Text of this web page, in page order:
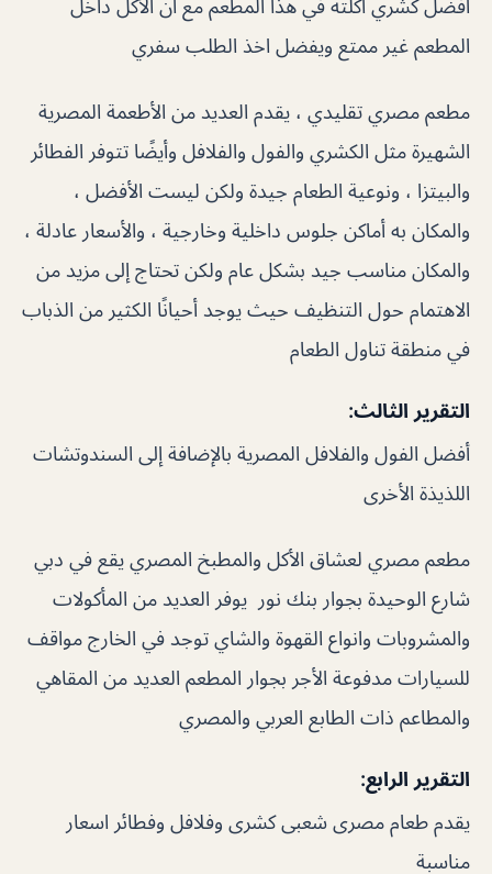
أفضل كشري اكلته في هذا المطعم مع ان الأكل داخل
المطعم غير ممتع ويفضل اخذ الطلب سفري
مطعم مصري تقليدي ، يقدم العديد من الأطعمة المصرية
الشهيرة مثل الكشري والفول والفلافل وأيضًا تتوفر الفطائر
والبيتزا ، ونوعية الطعام جيدة ولكن ليست الأفضل ،
والمكان به أماكن جلوس داخلية وخارجية ، والأسعار عادلة ،
والمكان مناسب جيد بشكل عام ولكن تحتاج إلى مزيد من
الاهتمام حول التنظيف حيث يوجد أحيانًا الكثير من الذباب
في منطقة تناول الطعام
التقرير الثالث:
أفضل الفول والفلافل المصرية بالإضافة إلى السندوتشات
اللذيذة الأخرى
مطعم مصري لعشاق الأكل والمطبخ المصري يقع في دبي
شارع الوحيدة بجوار بنك نور يوفر العديد من المأكولات
والمشروبات وانواع القهوة والشاي توجد في الخارج مواقف
للسيارات مدفوعة الأجر بجوار المطعم العديد من المقاهي
والمطاعم ذات الطابع العربي والمصري
التقرير الرابع:
يقدم طعام مصرى شعبى كشرى وفلافل وفطائر اسعار
مناسبة